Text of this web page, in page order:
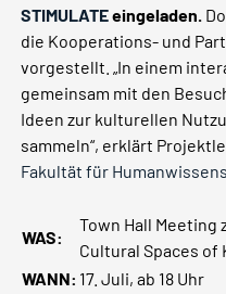
STIMULATEeingeladen.
die Kooperations- und
vorgestellt. „In einem
gemeinsam mit den
Ideen zur kulturellen
sammeln“, erklärt
Fakultät für
WAS:
Town Hall Meeting
Cultural Spaces of
WANN: 17. Juli, ab 18 Uhr